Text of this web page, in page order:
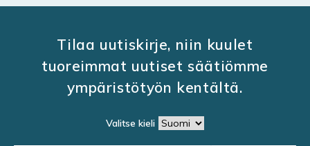
Tilaa uutiskirje, niin kuulet
tuoreimmat uutiset säätiömme
ympäristötyön kentältä.
Valitse kieli